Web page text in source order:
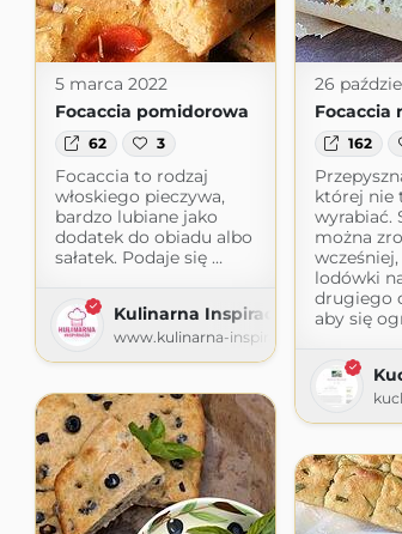
5 marca 2022
Focaccia pomidorowa
62 3
Focaccia to rodzaj
włoskiego pieczywa,
bardzo lubiane jako
dodatek do obiadu albo
sałatek. Podaje się …
Kulinarna Inspiracja
www.kulinarna-inspiracja.pl
26
Focaccia
162
której nie
wyrabiać.
można
wcześniej,
lodówki
drugiego
aby się